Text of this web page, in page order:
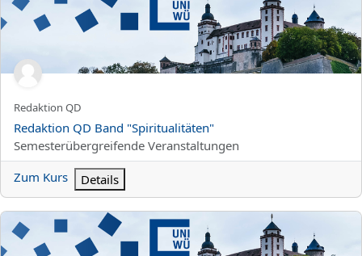
Kurzer Kursname
Redaktion QD
Kursname
Redaktion QD Band "Spiritualitäten"
Kursbereich
Semesterübergreifende Veranstaltungen
Zum Kurs
Details
LEAP 4 ECR